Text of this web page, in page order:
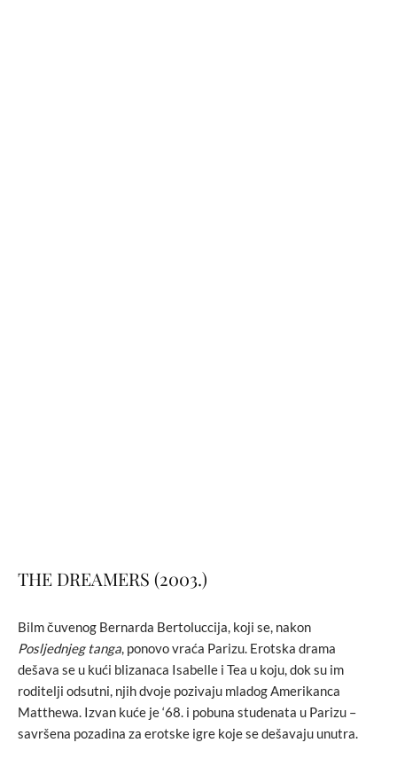
THE DREAMERS (2003.)
Bilm čuvenog Bernarda Bertoluccija, koji se, nakon
Posljednjeg tanga, ponovo vraća Parizu. Erotska drama
dešava se u kući blizanaca Isabelle i Tea u koju, dok su im
roditelji odsutni, njih dvoje pozivaju mladog Amerikanca
Matthewa. Izvan kuće je ‘68. i pobuna studenata u Parizu –
savršena pozadina za erotske igre koje se dešavaju unutra.